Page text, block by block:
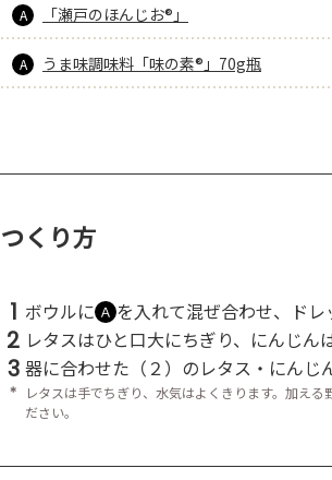
A 「瀬戸のほんじお®」
A うま味調味料「味の素®」70g瓶
つくり方
1 ボウルに Ａ を入れて混ぜ合わせ、ドレ
2 レタスはひと口大にちぎり、にんじん
3 器に合わせた（２）のレタス・にんじ
＊
レタスは手でちぎり、水気はよくきります。加え
ださい。